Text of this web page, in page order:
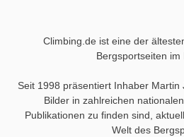
Climbing.de ist eine der
Bergsportseiten im
Seit 1998 präsentiert Inhaber Martin
Bilder in zahlreichen
Publikationen zu finden sind,
Welt des